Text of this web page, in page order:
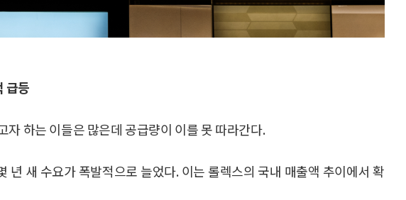
급등
자 하는 이들은 많은데 공급량이 이를 못 따라간다.
년 새 수요가 폭발적으로 늘었다. 이는 롤렉스의 국내 매출액 추이에서 확